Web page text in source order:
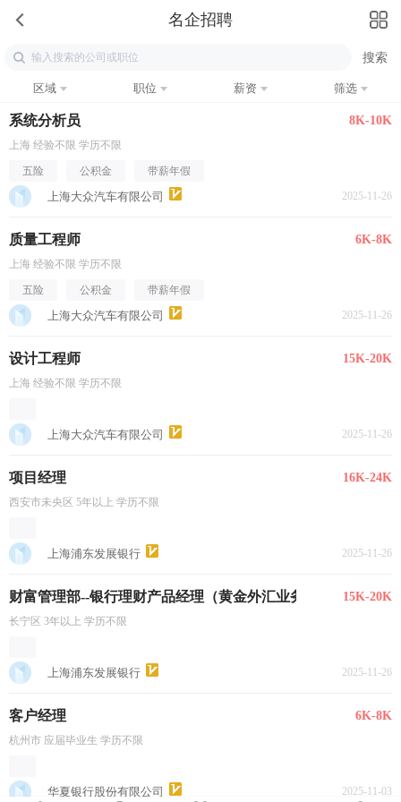
名企招聘
区域 职位 薪资 筛选
系统分析员 8K-10K
上海 经验不限 学历不限
五险 公积金 带薪年假
上海大众汽车有限公司 2025-11-26
质量工程师 6K-8K
上海 经验不限 学历不限
五险 公积金 带薪年假
上海大众汽车有限公司 2025-11-26
设计工程师 15K-20K
上海 经验不限 学历不限
上海大众汽车有限公司 2025-11-26
项目经理 16K-24K
西安市未央区 5年以上 学历不限
上海浦东发展银行 2025-11-26
财富管理部--银行理财产品经理（黄金外汇业务） 15K-20K
长宁区 3年以上 学历不限
上海浦东发展银行 2025-11-26
客户经理 6K-8K
杭州市 应届毕业生 学历不限
华夏银行股份有限公司 2025-11-03